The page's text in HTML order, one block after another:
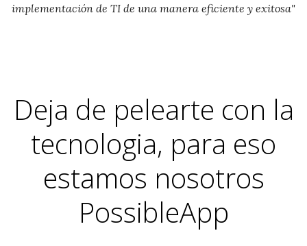
implementación de TI de una manera eficiente y exitosa"
Deja de pelearte con la
tecnologia, para eso
estamos nosotros
PossibleApp